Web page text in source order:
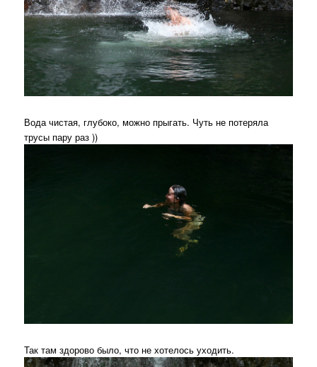
Вода чистая, глубоко, можно прыгать. Чуть не потеряла
трусы пару раз ))
Так там здорово было, что не хотелось уходить.